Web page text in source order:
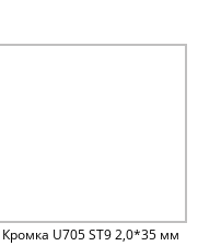
Кромка U705 ST9 2,0*35 мм